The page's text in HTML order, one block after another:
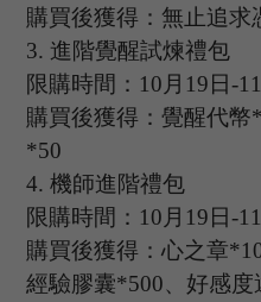
購買後獲得：無止追求
3. 進階覺醒試煉禮包
限購時間： 10 月 19 日-11
購買後獲得：覺醒代幣*
*50
4. 機師進階禮包
限購時間： 10 月 19 日-11
購買後獲得：心之章*
經驗膠囊*500、 好感度